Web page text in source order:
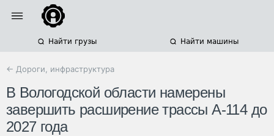
Найти грузы Найти машины
← Дороги, инфраструктура
В Вологодской области намерены
завершить расширение трассы А-114 до
2027 года